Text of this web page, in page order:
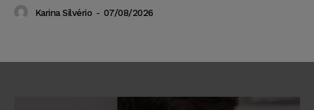
Karina Silvério - 07/08/2026